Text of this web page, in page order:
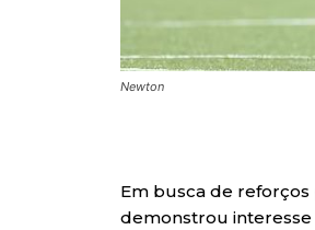
Newton
Em busca de reforços
demonstrou interesse